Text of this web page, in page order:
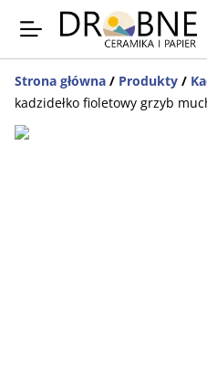
Strona główna / Produkty /
kadzidełko fioletowy grzyb